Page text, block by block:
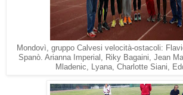
Mondovì, gruppo Calvesi velocità-ostacoli:
Spanò. Arianna Imperial, Riky Bagaini, Jean
Mladenic, Lyana, Charlotte Siani,